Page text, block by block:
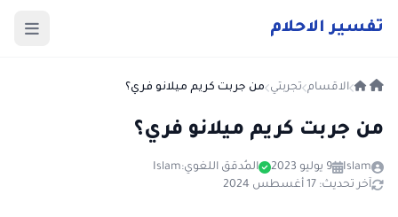
تفسير الاحلام
الاقسام تجربتي من جربت كريم ميلانو فري؟
من جربت كريم ميلانو فري؟
Islam 9 يوليو 2023 المُدقق اللغوي:Islam
آخر تحديث: 17 أغسطس 2024